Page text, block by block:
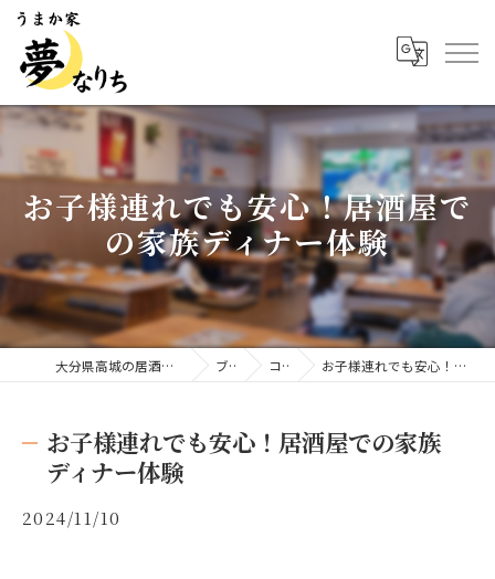
お子様連れでも安心！居酒屋で
の家族ディナー体験
大分県高城の居酒屋ならうまか家 夢なりち ブログ コラム お子様連れでも安心！居酒屋での家族ディナー体験
お子様連れでも安心！居酒屋での家族
ディナー体験
2024/11/10